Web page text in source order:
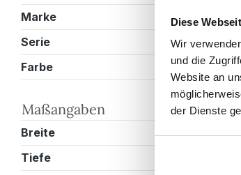
Diese
Wir
und die
Website an
der Dienste
Marke
Serie
Farbe
Maßangaben
Breite
Tiefe